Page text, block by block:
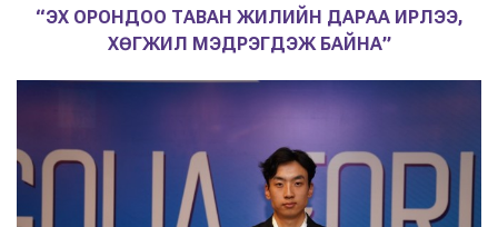
“ЭХ ОРОНДОО ТАВАН ЖИЛИЙН ДАРАА ИРЛЭЭ,
ХӨГЖИЛ МЭДРЭГДЭЖ БАЙНА”